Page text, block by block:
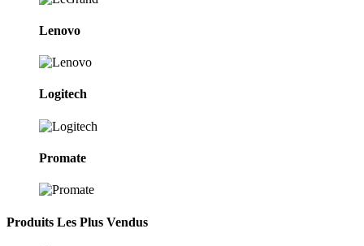
Lenovo
Logitech
Promate
Produits Les Plus Vendus